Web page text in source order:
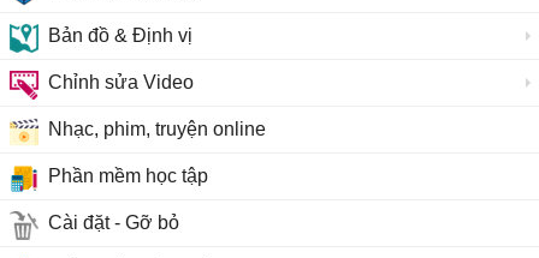
Bản đồ & Định vị
Chỉnh sửa Video
Nhạc, phim, truyện online
Phần mềm học tập
Cài đặt - Gỡ bỏ